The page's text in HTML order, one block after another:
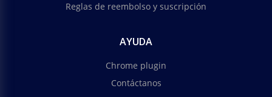
Reglas de reembolso y suscripción
AYUDA
Chrome plugin
Contáctanos